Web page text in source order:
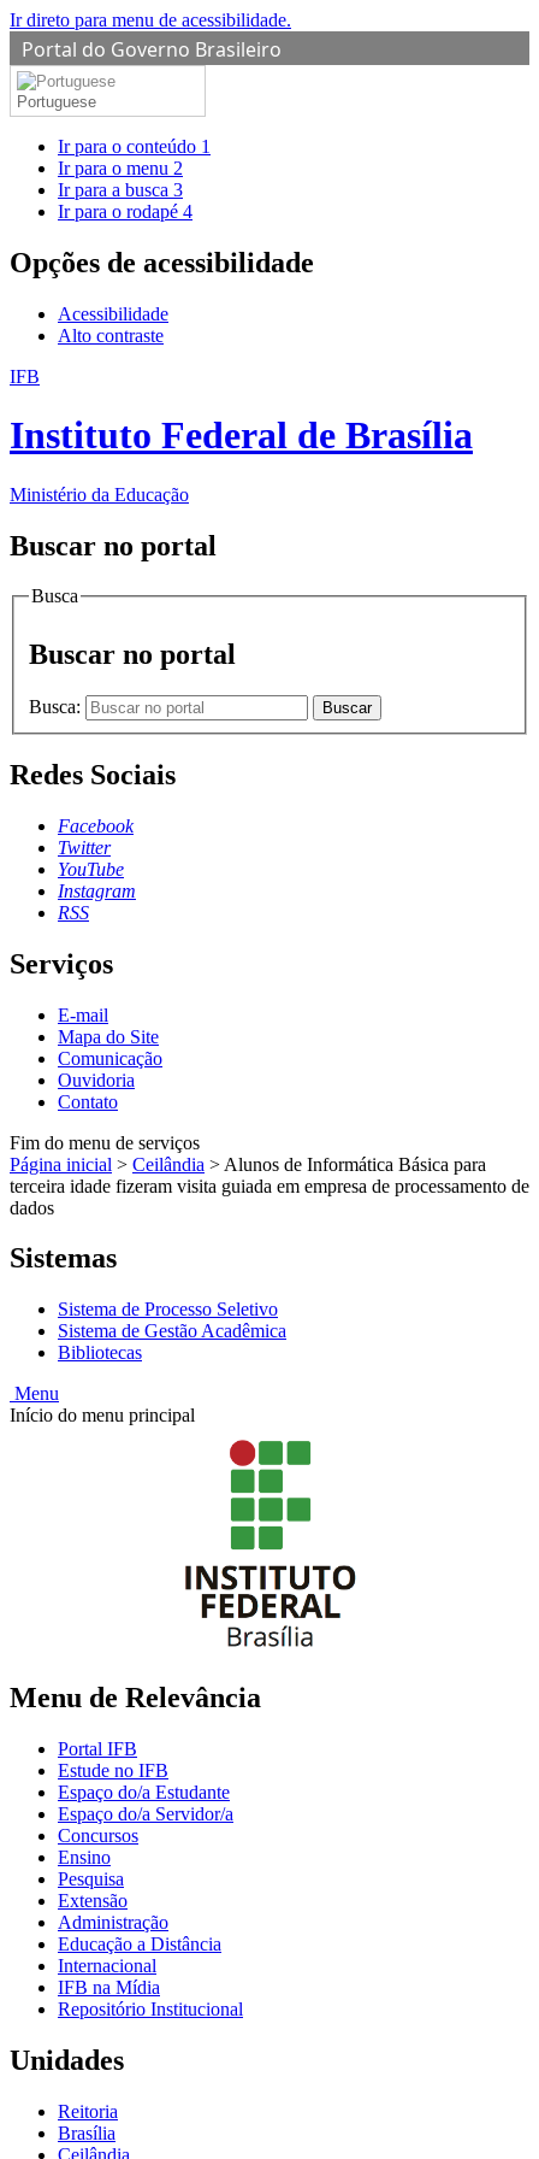
Ir direto para menu de acessibilidade.
Portal do Governo Brasileiro
Portuguese
Ir para o conteúdo 1
Ir para o menu 2
Ir para a busca 3
Ir para o rodapé 4
Opções de acessibilidade
Acessibilidade
Alto contraste
IFB
Instituto Federal de Brasília
Ministério da Educação
Buscar no portal
Busca
Buscar no portal
Busca: Buscar
Redes Sociais
Facebook
Twitter
YouTube
Instagram
RSS
Serviços
E-mail
Mapa do Site
Comunicação
Ouvidoria
Contato
Fim do menu de serviços
Página inicial > Ceilândia > Alunos de Informática Básica para
terceira idade fizeram visita guiada em empresa de processamento de
dados
Sistemas
Sistema de Processo Seletivo
Sistema de Gestão Acadêmica
Bibliotecas
Menu
Início do menu principal
Menu de Relevância
Portal IFB
Estude no IFB
Espaço do/a Estudante
Espaço do/a Servidor/a
Concursos
Ensino
Pesquisa
Extensão
Administração
Educação a Distância
Internacional
IFB na Mídia
Repositório Institucional
Unidades
Reitoria
Brasília
Ceilândia